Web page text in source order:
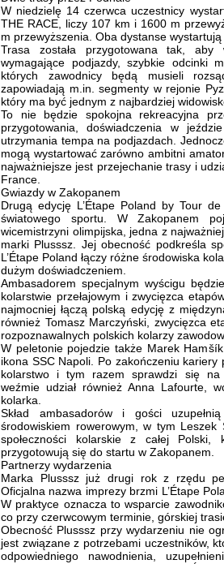
W niedzielę 14 czerwca uczestnicy
THE RACE, liczy 107 km i 1600 m
m przewyższenia. Oba dystanse
Trasa została przygotowana tak,
wymagające podjazdy, szybkie odcinki
których zawodnicy będą musieli
zapowiadają m.in. segmenty w rejonie
który ma być jednym z najbardziej
To nie będzie spokojna rekreacyjna
przygotowania, doświadczenia w
utrzymania tempa na podjazdach.
mogą wystartować zarówno ambitni
najważniejsze jest przejechanie trasy i
France.
Gwiazdy w Zakopanem
Drugą edycję L’Étape Poland by Tour
światowego sportu. W Zakopanem
wicemistrzyni olimpijska, jedna z
marki Plusssz. Jej obecność podkreśla
L’Étape Poland łączy różne środowiska
dużym doświadczeniem.
Ambasadorem specjalnym wyścigu
kolarstwie przełajowym i zwycięzca
najmocniej łączą polską edycję z
również Tomasz Marczyński, zwycięzca
rozpoznawalnych polskich kolarzy
W peletonie pojedzie także Marek
ikona SSC Napoli. Po zakończeniu kariery
kolarstwo i tym razem sprawdzi się na
weźmie udział również Anna Lafourte,
kolarka.
Skład ambasadorów i gości
środowiskiem rowerowym, w tym
społeczności kolarskie z całej
przygotowują się do startu w Zakopanem.
Partnerzy wydarzenia
Marka Plusssz już drugi rok z rzędu
Oficjalna nazwa imprezy brzmi L’Étape
W praktyce oznacza to wsparcie
co przy czerwcowym terminie, górskiej
Obecność Plusssz przy wydarzeniu nie
jest związane z potrzebami uczestników,
odpowiedniego nawodnienia,